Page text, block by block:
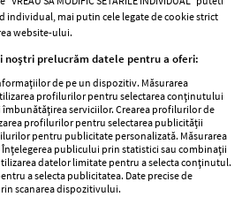
despre diete, există foarte multe
ce privește alegerile produselor
individual, mai putin cele legate de cookie strict
website-ului.
noștri prelucrăm datele pentru a oferi:
de pe un dispozitiv. Măsurarea
profilurilor pentru selectarea conținutului
îmbunătățirea serviciilor. Crearea profilurilor de
profilurilor pentru selectarea publicității
pentru publicitate personalizată. Măsurarea
publicului prin statistici sau combinații
datelor limitate pentru a selecta conținutul.
a selecta publicitatea. Date precise de
scanarea dispozitivului.